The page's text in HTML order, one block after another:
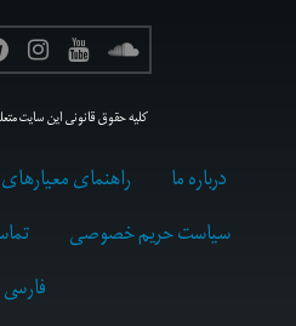
کلیه حقوق قانونی این سایت
درباره ما راهنمای
سیاست حریم خصوصی
فارسى